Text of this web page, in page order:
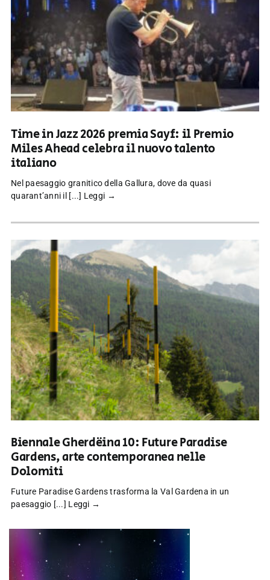
Time in Jazz 2026 premia Sayf: il Premio
Miles Ahead celebra il nuovo talento
italiano
Nel paesaggio granitico della Gallura, dove da quasi
quarant’anni il [...] Leggi →
Biennale Gherdëina 10: Future Paradise
Gardens, arte contemporanea nelle
Dolomiti
Future Paradise Gardens trasforma la Val Gardena in un
paesaggio [...] Leggi →